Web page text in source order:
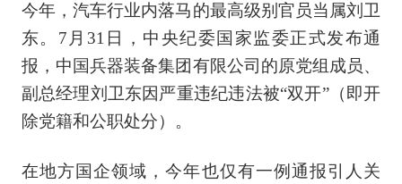
今年，汽车行业内落马的最高级别官员当属刘卫
东。7月31日，中央纪委国家监委正式发布通
报，中国兵器装备集团有限公司的原党组成员、
副总经理刘卫东因严重违纪违法被“双开”（即开
除党籍和公职处分）。
在地方国企领域，今年也仅有一例通报引人关